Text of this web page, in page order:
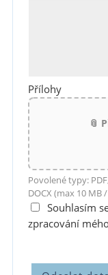
Přílohy
📎
Povolené typy: PDF,
DOCX (max 10
Souhlasím
zpracování